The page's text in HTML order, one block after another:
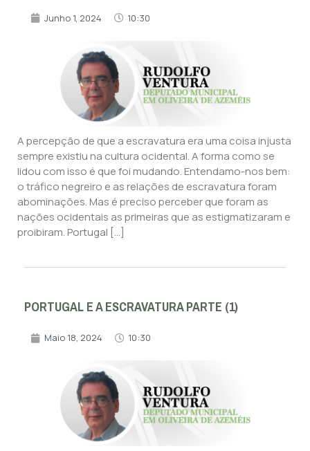
Junho 1, 2024 10:30
A percepção de que a escravatura era uma coisa injusta
sempre existiu na cultura ocidental. A forma como se
lidou com isso é que foi mudando. Entendamo-nos bem:
o tráfico negreiro e as relações de escravatura foram
abominações. Mas é preciso perceber que foram as
nações ocidentais as primeiras que as estigmatizaram e
proibiram. Portugal […]
PORTUGAL E A ESCRAVATURA PARTE (1)
Maio 18, 2024 10:30